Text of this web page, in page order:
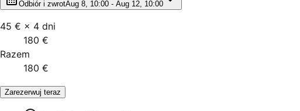
Odbiór i zwrotAug 8, 10:00 - Aug 12, 10:00
45 € × 4 dni
180 €
Razem
180 €
Zarezerwuj teraz